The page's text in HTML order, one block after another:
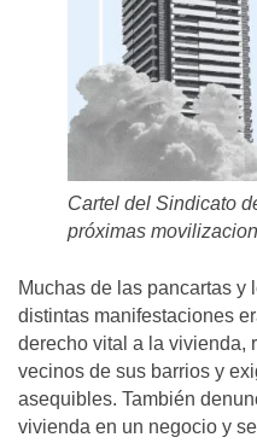
Cartel del Sindicato
próximas
Muchas de las pancartas
distintas manifestaciones
derecho vital a la vivienda,
vecinos de sus barrios y
asequibles. También
vivienda en un negocio y